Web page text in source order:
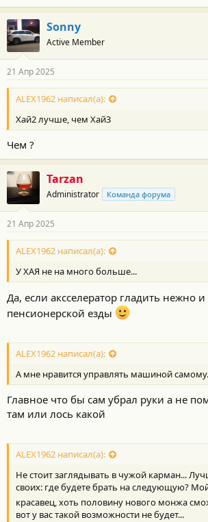
а
г
о
д
а
н
о
с
и
:
Sonny
Active Member
21 Апр 2025
ALEX1962 написал(а):
Хай2 лучше, чем Хай3
Чем ?
Tarzan
Administrator Команда форума
21 Апр 2025
ALEX1962 написал(а):
У ХАЯ не на много больше...
Да, если аксселератор гладить нежно
пенсионерской езды
ALEX1962 написал(а):
А мне нравится управлять машиной
Главное что бы сам убрал руки а не
там или лось какой
ALEX1962 написал(а):
Не стоит заглядывать в чужой карман...
своих: где будете брать на следующую?
красавец, хоть половину нового монжа
вот у вас такой возможности не будет...